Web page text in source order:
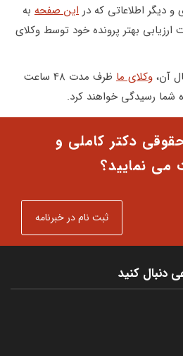
و دیگر اطلاعاتی که در این صفحه به
ارزیابی بهتر پرونده خود توسط وکلای
آن، وکلای ما
ظرف مدت 48 ساعت
شما رسیدگی خواهند کرد.
حقوقی دکتر کاملی و
می نمایید؟
ثبت نام در خبرنامه
دنبال کنید